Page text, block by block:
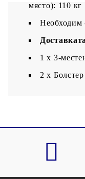
място): 110 кг
Необходим
1 х 3-
2 х